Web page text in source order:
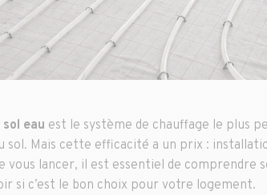
eau est le système de chauffage le plus
sol. Mais cette efficacité a un prix :
vous lancer, il est essentiel de comprendre
si c’est le bon choix pour votre logement.